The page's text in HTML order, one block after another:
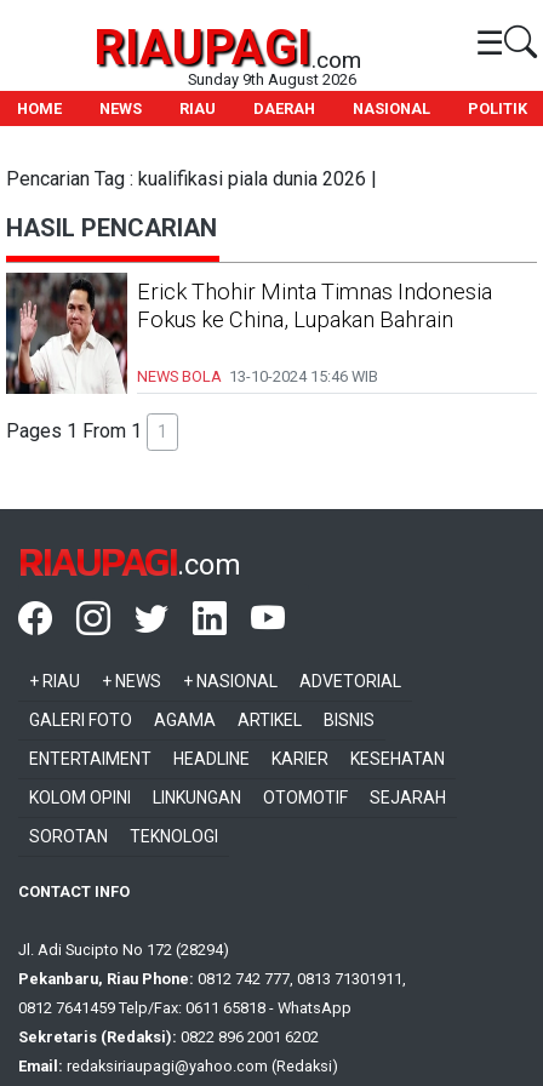
RIAUPAGI.com ☰
Sunday 9th August 2026
HOME
NEWS RIAU DAERAH NASIONAL POLITIK
Pencarian Tag : kualifikasi piala dunia 2026 |
HASIL PENCARIAN
Erick Thohir Minta Timnas Indonesia
Fokus ke China, Lupakan Bahrain
NEWS BOLA 13-10-202415:46 WIB
Pages 1 From 1 1
RIAUPAGI.com
+ RIAU + NEWS + NASIONAL
ADVETORIAL
GALERI FOTO
AGAMA ARTIKEL
BISNIS
ENTERTAIMENT
HEADLINE KARIER
KESEHATAN
KOLOM OPINI
LINKUNGAN OTOMOTIF
SEJARAH
SOROTAN
TEKNOLOGI
CONTACT INFO
Jl. Adi Sucipto No 172 (28294)
Pekanbaru, Riau Phone: 0812 742 777, 0813 71301911,
0812 7641459 Telp/Fax: 0611 65818 - WhatsApp
Sekretaris (Redaksi): 0822 896 2001 6202
Email: redaksiriaupagi@yahoo.com (Redaksi)